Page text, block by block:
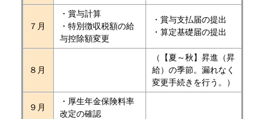
７月
・賞与計算
・特別徴収税額の給
与控除額変更
・賞与支払届の提出
・算定基礎届の提出
８月
（【夏～秋】昇進（昇
給）の季節。漏れなく
変更手続きを行う。）
９月
・厚生年金保険料率
改定の確認